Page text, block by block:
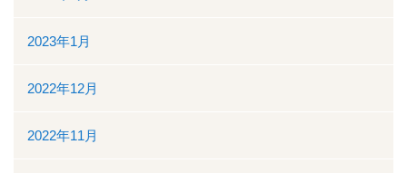
2023年1月
2022年12月
2022年11月